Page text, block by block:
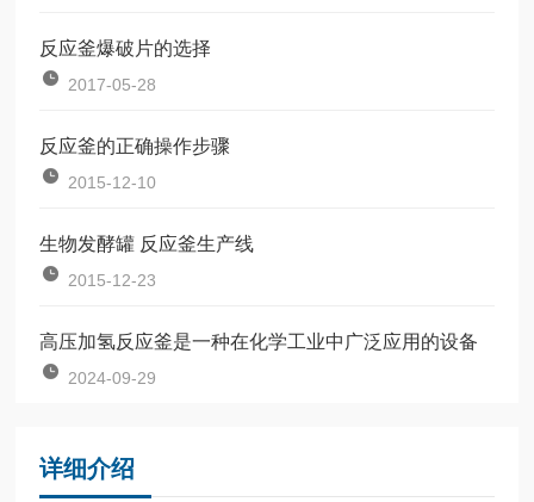
反应釜爆破片的选择
2017-05-28
反应釜的正确操作步骤
2015-12-10
生物发酵罐 反应釜生产线
2015-12-23
高压加氢反应釜是一种在化学工业中广泛应用的设备
2024-09-29
详细介绍